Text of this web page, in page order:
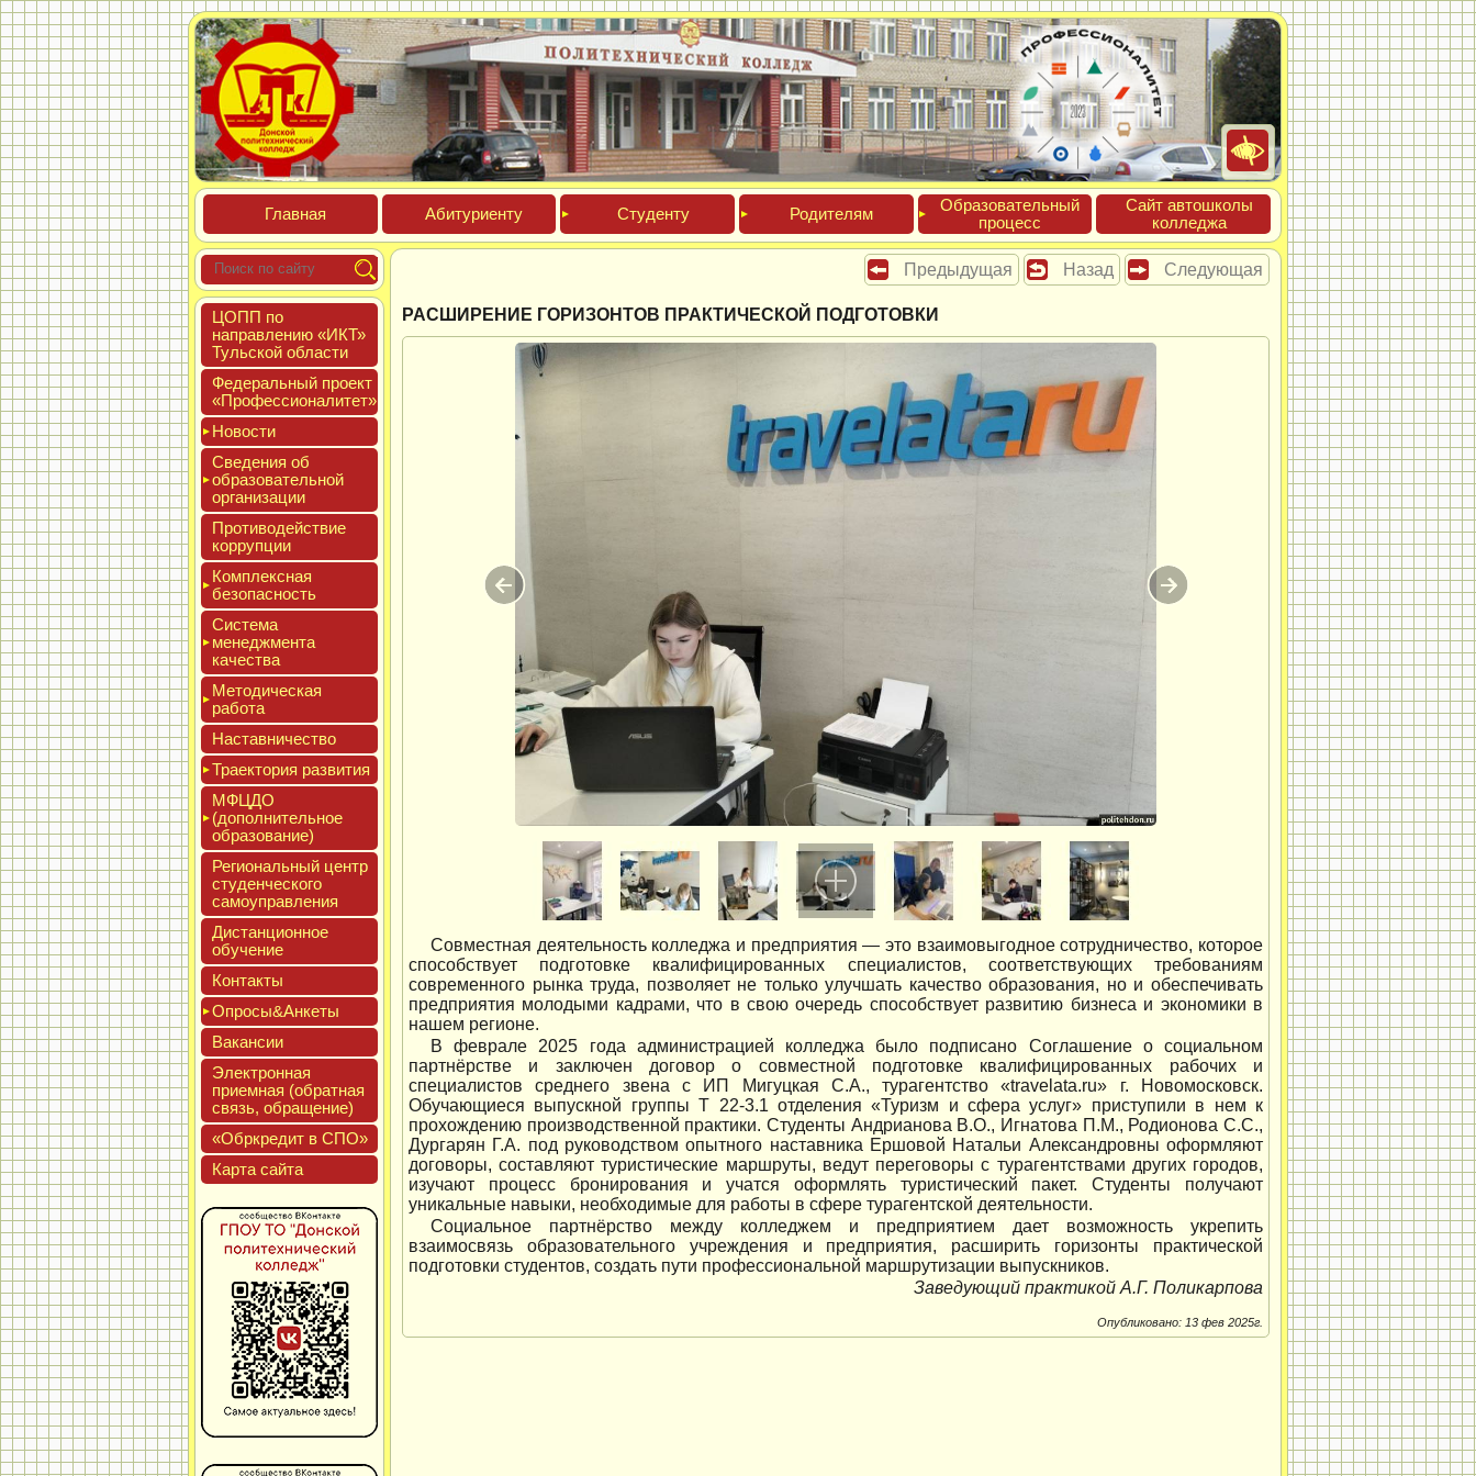
Глав­ная Аби­тури­ен­ту Сту­ден­ту Роди­телям
Обра­зова­тель­ный
про­цесс
Сайт ав­тошко­лы
кол­леджа
ЦОПП по
нап­равле­нию «ИКТ»
Туль­ской об­ласти
Феде­раль­ный про­ект
«Про­фес­си­она­литет»
Новос­ти
Све­дения об
об­ра­зова­тель­ной
ор­га­низа­ции
Про­тиво­дей­ствие
кор­рупции
Ком­плексная
бе­зопас­ность
Сис­те­ма
ме­нед­жмен­та
ка­чес­тва
Мето­дичес­кая
ра­бота
Нас­тавни­чес­тво
Тра­ек­то­рия раз­ви­тия
МФЦДО
(до­пол­ни­тель­ное
об­ра­зова­ние)
Реги­ональ­ный центр
сту­ден­ческо­го
са­мо­уп­равле­ния
Дис­танци­он­ное
обу­чение
Кон­такты
Опро­сы&Анке­ты
Вакан­сии
Элек­трон­ная
при­ем­ная (об­ратная
связь, об­ра­щение)
«Обркре­дит в СПО»
Кар­та сай­та
Предыдущая Назад Следующая
РАСШИРЕНИЕ ГОРИЗОНТОВ ПРАКТИЧЕСКОЙ ПОДГОТОВКИ
Совместная деятельность колледжа и предприятия — это взаимовыгодное сотрудничество, которое
способствует подготовке квалифицированных специалистов, соответствующих требованиям
современного рынка труда, позволяет не только улучшать качество образования, но и обеспечивать
предприятия молодыми кадрами, что в свою очередь способствует развитию бизнеса и экономики в
нашем регионе.
В феврале 2025 года администрацией колледжа было подписано Соглашение о социальном
партнёрстве и заключен договор о совместной подготовке квалифицированных рабочих и
специалистов среднего звена с ИП Мигуцкая С.А., турагентство «travelata.ru» г. Новомосковск.
Обучающиеся выпускной группы Т 22-3.1 отделения «Туризм и сфера услуг» приступили в нем к
прохождению производственной практики. Студенты Андрианова В.О., Игнатова П.М., Родионова С.С.,
Дургарян Г.А. под руководством опытного наставника Ершовой Натальи Александровны оформляют
договоры, составляют туристические маршруты, ведут переговоры с турагентствами других городов,
изучают процесс бронирования и учатся оформлять туристический пакет. Студенты получают
уникальные навыки, необходимые для работы в сфере турагентской деятельности.
Социальное партнёрство между колледжем и предприятием дает возможность укрепить
взаимосвязь образовательного учреждения и предприятия, расширить горизонты практической
подготовки студентов, создать пути профессиональной маршрутизации выпускников.
Заведующий практикой А.Г. Поликарпова
Опубликовано: 13 фев 2025г.